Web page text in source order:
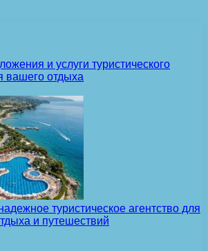
и услуги туристического
вашего отдыха
туристическое агентство для
и путешествий